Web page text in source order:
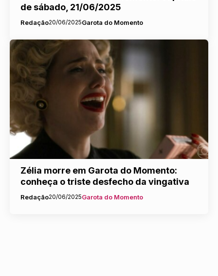
de sábado, 21/06/2025
Redação20/06/2025Garota do Momento
Zélia morre em Garota do Momento:
conheça o triste desfecho da vingativa
Redação20/06/2025Garota do Momento